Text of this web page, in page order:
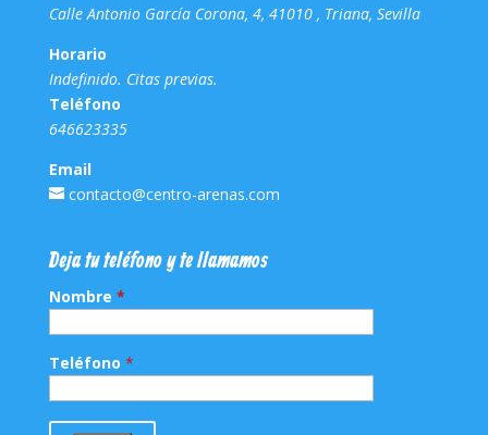
Calle Antonio García Corona, 4, 41010 , Triana, Sevilla
Horario
Indefinido. Citas previas.
Teléfono
646623335
Email
contacto@centro-arenas.com
Deja tu teléfono y te llamamos
Nombre *
Teléfono *